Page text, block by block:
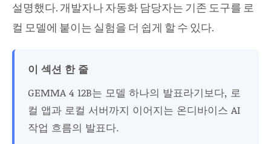
설명했다. 개발자나 자동화 담당자는 기존 도구를 로
컬 모델에 붙이는 실험을 더 쉽게 할 수 있다.
이 섹션 한 줄
GEMMA 4 12B는 모델 하나의 발표라기보다, 로
컬 앱과 로컬 서버까지 이어지는 온디바이스 AI
작업 흐름의 발표다.